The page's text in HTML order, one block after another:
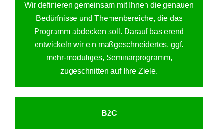
Wir definieren gemeinsam mit Ihnen die genauen
Bedürfnisse und Themenbereiche, die das
Programm abdecken soll. Darauf basierend
entwickeln wir ein maßgeschneidertes, ggf.
mehr-moduliges, Seminarprogramm,
zugeschnitten auf Ihre Ziele.
B2C